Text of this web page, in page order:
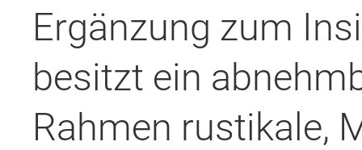
Ergänzung zum
besitzt ein
Rahmen rustikale,